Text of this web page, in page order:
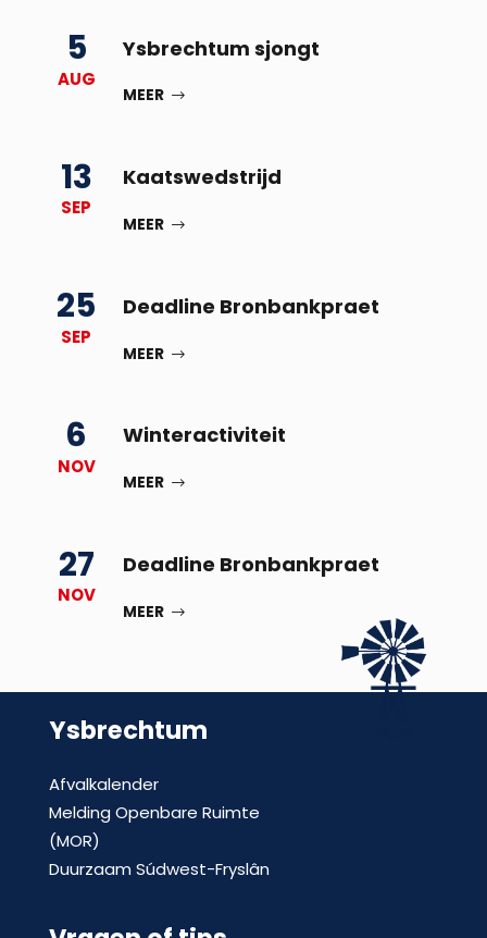
5
AUG
Ysbrechtum sjongt
MEER
13
SEP
Kaatswedstrijd
MEER
25
SEP
Deadline Bronbankpraet
MEER
6
NOV
Winteractiviteit
MEER
27
NOV
Deadline Bronbankpraet
MEER
Ysbrechtum
Afvalkalender
Melding Openbare Ruimte
(MOR)
Duurzaam Súdwest-Fryslân